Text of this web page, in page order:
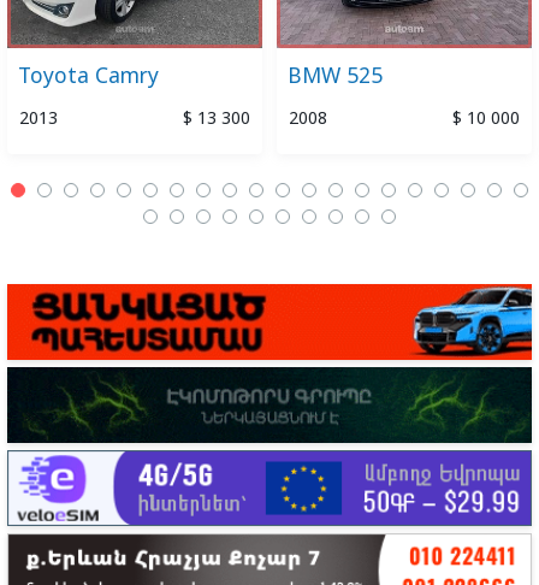
Toyota Camry
2013 $ 13 300
BMW 525
2008 $ 10 000